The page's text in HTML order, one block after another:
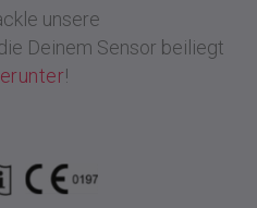
unsere
Deinem Sensor beiliegt
!